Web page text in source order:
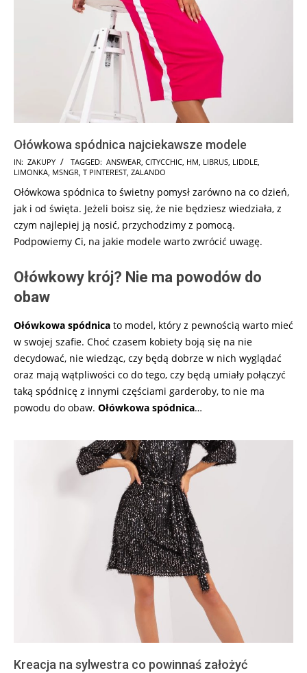
Ołówkowa spódnica najciekawsze modele
2025-
09-
17
IN: ZAKUPY TAGGED: ANSWEAR CITYCCHIC HM LIBRUS LIDDLE
LIMONKA MSNGR T PINTEREST ZALANDO
Ołówkowa spódnica to świetny pomysł zarówno na co dzień,
jak i od święta. Jeżeli boisz się, że nie będziesz wiedziała, z
czym najlepiej ją nosić, przychodzimy z pomocą.
Podpowiemy Ci, na jakie modele warto zwrócić uwagę.
Ołówkowy krój? Nie ma powodów do
obaw
Ołówkowa spódnica to model, który z pewnością warto mieć
w swojej szafie. Choć czasem kobiety boją się na nie
decydować, nie wiedząc, czy będą dobrze w nich wyglądać
oraz mają wątpliwości co do tego, czy będą umiały połączyć
taką spódnicę z innymi częściami garderoby, to nie ma
powodu do obaw. Ołówkowa spódnica…
Kreacja na sylwestra co powinnaś założyć